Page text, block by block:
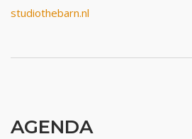
studiothebarn.nl
AGENDA